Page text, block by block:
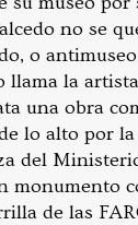
no se
o
llama la
una obra
lo alto por
del
monumento
de las